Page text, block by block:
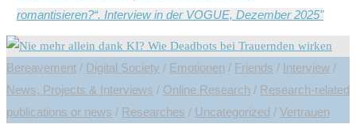
romantisieren?“. Interview in der VOGUE, Dezember 2025"
Bereavement / Digital Society / Emotionen / Friends / Interview /
News, Projects & Interviews / Online Research / Research-related
publications or news / Researches / Uncategorized / Vertrauen